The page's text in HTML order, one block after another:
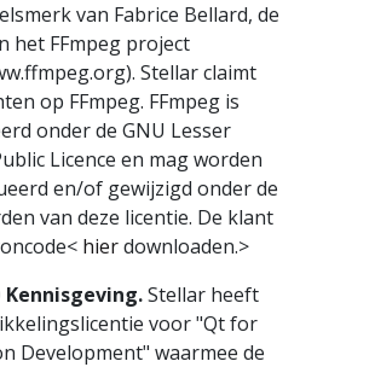
van Fabrice Bellard, de
het FFmpeg project
Stellar claimt
op FFmpeg. FFmpeg is
onder de GNU Lesser
Licence en mag worden
en/of gewijzigd onder de
van deze licentie. De klant
hierdownloaden.>
Stellar heeft
voor "Qt for
Development" waarmee de